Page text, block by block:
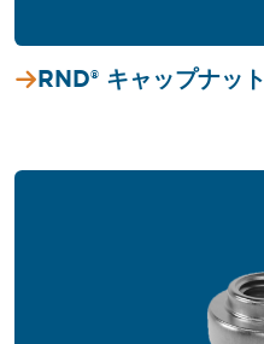
RND® キャップナット